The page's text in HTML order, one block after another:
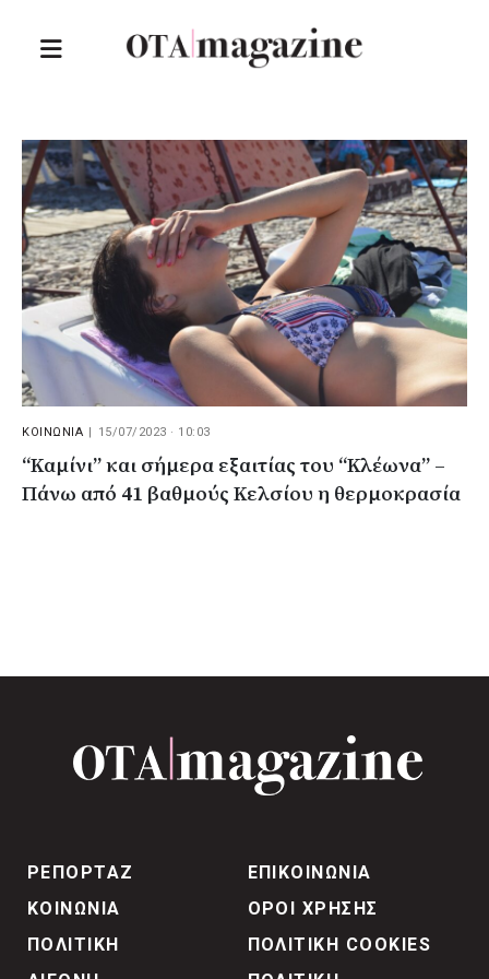
ΚΟΙΝΩΝΙΑ 15/07/2023 · 10:03
“Καμίνι” και σήμερα εξαιτίας του “Κλέωνα” –
Πάνω από 41 βαθμούς Κελσίου η θερμοκρασία
ΡΕΠΟΡΤΑΖ
ΚΟΙΝΩΝΙΑ
ΠΟΛΙΤΙΚΗ
ΕΠΙΚΟΙΝΩΝΙΑ
ΟΡΟΙ ΧΡΗΣΗΣ
ΠΟΛΙΤΙΚΗ COOKIES